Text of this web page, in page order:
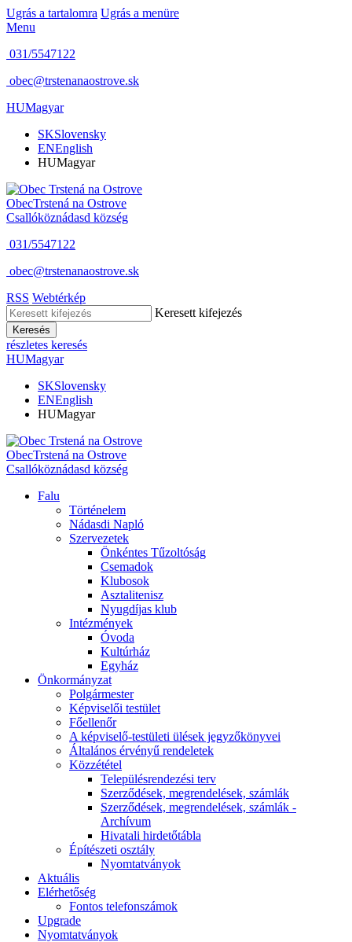
Ugrás a tartalomra Ugrás a menüre
Menu
031/5547122
obec@trstenanaostrove.sk
HUMagyar
SKSlovensky
ENEnglish
HUMagyar
ObecTrstená na Ostrove
Csallóköznádasd község
031/5547122
obec@trstenanaostrove.sk
RSS Webtérkép
Keresett kifejezés
Keresés
részletes keresés
HUMagyar
SKSlovensky
ENEnglish
HUMagyar
ObecTrstená na Ostrove
Csallóköznádasd község
Falu
Történelem
Nádasdi Napló
Szervezetek
Önkéntes Tűzoltóság
Csemadok
Klubosok
Asztalitenisz
Nyugdíjas klub
Intézmények
Óvoda
Kultúrház
Egyház
Önkormányzat
Polgármester
Képviselői testület
Főellenőr
A képviselő-testületi ülések jegyzőkönyvei
Általános érvényű rendeletek
Közzététel
Településrendezési terv
Szerződések, megrendelések, számlák
Szerződések, megrendelések, számlák -
Archívum
Hivatali hirdetőtábla
Építészeti osztály
Nyomtatványok
Aktuális
Elérhetőség
Fontos telefonszámok
Upgrade
Nyomtatványok